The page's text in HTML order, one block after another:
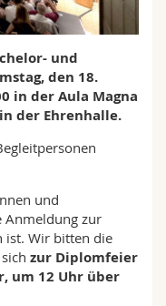
und
den 18.
in der Aula Magna
der Ehrenhalle.
und
Anmeldung zur
ist. Wir bitten die
zur Diplomfeier
um 12 Uhr über